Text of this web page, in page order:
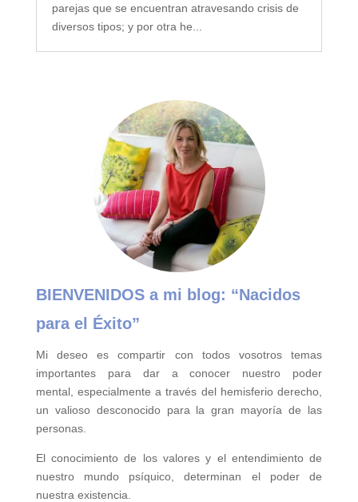
parejas que se encuentran atravesando crisis de
diversos tipos; y por otra he...
BIENVENIDOS a mi blog: “Nacidos
para el Éxito”
Mi deseo es compartir con todos vosotros temas
importantes para
dar a conocer nuestro poder
mental, especialmente a través del hemisferio derecho,
un valioso desconocido para la gran mayoría de las
personas.
El conocimiento de los valores y el entendimiento de
nuestro mundo psíquico, determinan el poder de
nuestra existencia.